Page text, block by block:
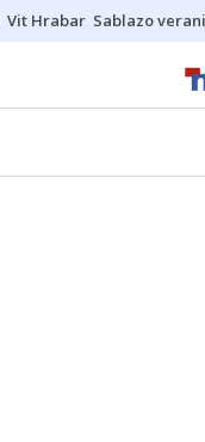
Vit Hrabar Sablazo